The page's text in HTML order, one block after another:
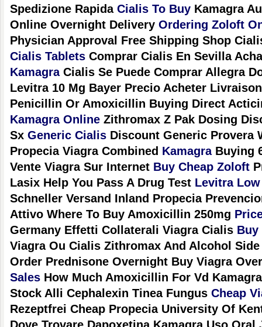
Spedizione Rapida Cialis To Buy Kamagra
Online Overnight Delivery Ordering Zoloft
Physician Approval Free Shipping Shop
Cialis Tablets Comprar Cialis En Sevilla
KamagraCialis Se Puede Comprar Allegra
Levitra 10 Mg Bayer Precio Acheter
Penicillin Or Amoxicillin Buying Direct
Kamagra Online Zithromax Z Pak Dosing
Sx Generic Cialis Discount Generic Provera
Propecia Viagra Combined KamagraBuying
Vente Viagra Sur Internet Buy Cheap Zoloft
Lasix Help You Pass A Drug Test Levitra
Schneller Versand Inland Propecia
Attivo Where To Buy Amoxicillin 250mg
Germany Effetti Collaterali Viagra Cialis Buy
Viagra Ou Cialis Zithromax And Alcohol
Order Prednisone Overnight Buy Viagra
Sales How Much Amoxicillin For Vd
Stock Alli Cephalexin Tinea Fungus Cheap
Rezeptfrei Cheap Propecia University Of